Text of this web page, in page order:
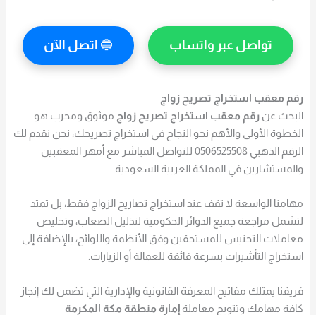
تواصل عبر واتساب 🔵 اتصل الآن
رقم معقب استخراج تصريح زواج
البحث عنرقم معقب استخراج تصريح زواج موثوق ومجرب هو
الخطوة الأولى والأهم نحو النجاح في استخراج تصريحك، نحن نقدم لك
الرقم الذهبي 0506525508 للتواصل المباشر مع أمهر المعقبين
والمستشارين في المملكة العربية السعودية.
مهامنا الواسعة لا تقف عند استخراج تصاريح الزواج فقط، بل تمتد
لتشمل مراجعة جميع الدوائر الحكومية لتذليل الصعاب، وتخليص
معاملات التجنيس للمستحقين وفق الأنظمة واللوائح، بالإضافة إلى
استخراج التأشيرات بسرعة فائقة للعمالة أو الزيارات.
فريقنا يمتلك مفاتيح المعرفة القانونية والإدارية التي تضمن لك إنجاز
كافة مهامك وتتويج معاملةإمارة منطقة مكة المكرمة